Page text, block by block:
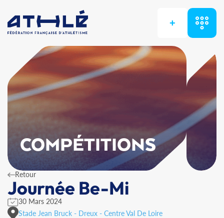
+
COMPÉTITIONS
Retour
Journée Be-Mi
30 Mars 2024
Stade Jean Bruck - Dreux - Centre Val De Loire